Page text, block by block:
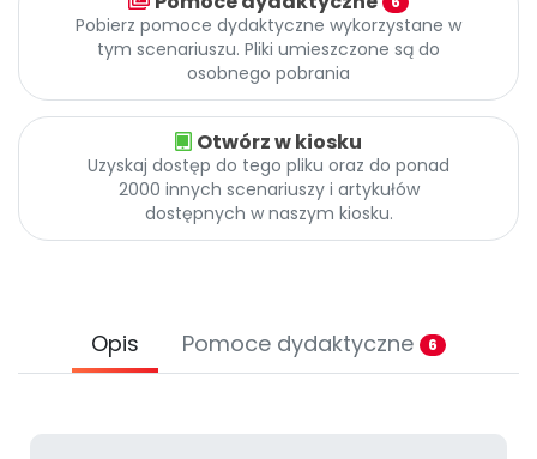
Archiwalne numery
Promocje
Pobierz pomoce dydaktyczne wykorzystane w
tym scenariuszu. Pliki umieszczone są do
osobnego pobrania
Otwórz w kiosku
Uzyskaj dostęp do tego pliku oraz do ponad
2000 innych scenariuszy i artykułów
dostępnych w naszym kiosku.
Opis Pomoce dydaktyczne 6